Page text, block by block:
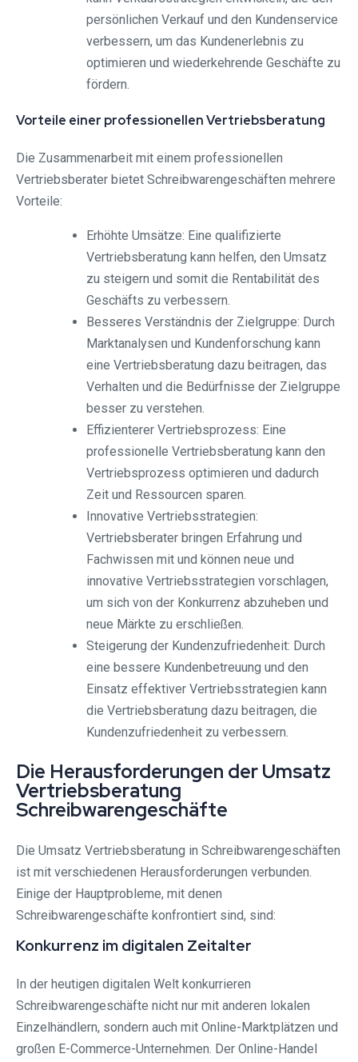
persönlichen Verkauf und den Kundenservice
verbessern, um das Kundenerlebnis zu
optimieren und wiederkehrende Geschäfte zu
fördern.
Vorteile einer professionellen Vertriebsberatung
Die Zusammenarbeit mit einem professionellen
Vertriebsberater bietet Schreibwarengeschäften mehrere
Vorteile:
Erhöhte Umsätze: Eine qualifizierte
Vertriebsberatung kann helfen, den Umsatz
zu steigern und somit die Rentabilität des
Geschäfts zu verbessern.
Besseres Verständnis der Zielgruppe: Durch
Marktanalysen und Kundenforschung kann
eine Vertriebsberatung dazu beitragen, das
Verhalten und die Bedürfnisse der Zielgruppe
besser zu verstehen.
Effizienterer Vertriebsprozess: Eine
professionelle Vertriebsberatung kann den
Vertriebsprozess optimieren und dadurch
Zeit und Ressourcen sparen.
Innovative Vertriebsstrategien:
Vertriebsberater bringen Erfahrung und
Fachwissen mit und können neue und
innovative Vertriebsstrategien vorschlagen,
um sich von der Konkurrenz abzuheben und
neue Märkte zu erschließen.
Steigerung der Kundenzufriedenheit: Durch
eine bessere Kundenbetreuung und den
Einsatz effektiver Vertriebsstrategien kann
die Vertriebsberatung dazu beitragen, die
Kundenzufriedenheit zu verbessern.
Die Herausforderungen der Umsatz
Vertriebsberatung
Schreibwarengeschäfte
Die Umsatz Vertriebsberatung in Schreibwarengeschäften
ist mit verschiedenen Herausforderungen verbunden.
Einige der Hauptprobleme, mit denen
Schreibwarengeschäfte konfrontiert sind, sind:
Konkurrenz im digitalen Zeitalter
In der heutigen digitalen Welt konkurrieren
Schreibwarengeschäfte nicht nur mit anderen lokalen
Einzelhändlern, sondern auch mit Online-Marktplätzen und
großen E-Commerce-Unternehmen. Der Online-Handel